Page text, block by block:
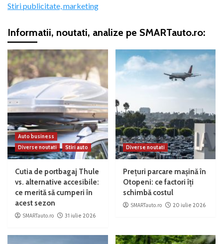
Stiri publicitate, marketing
Informatii, noutati, analize pe SMARTauto.ro:
Auto business
Diverse noutati
Stiri auto
Cutia de portbagaj Thule
vs. alternative accesibile:
ce merită să cumperi în
acest sezon
SMARTauto.ro 31 iulie 2026
Diverse noutati
Prețuri parcare mașină în
Otopeni: ce factori îți
schimbă costul
SMARTauto.ro 20 iulie 2026